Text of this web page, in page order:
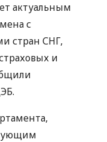
актуальным
с
стран СНГ,
и